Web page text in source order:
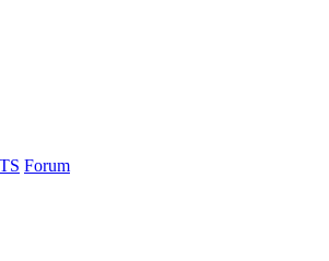
Forum